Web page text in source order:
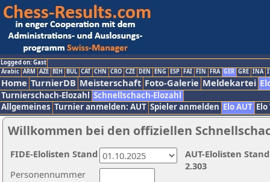
Logged on: Gast
Arabic ARM AZE BIH BUL CAT CHN CRO CZE DEN ENG ESP FAI FIN FRA GER GRE INA
Home TurnierDB Meisterschaft Foto-Galerie Meldekartei
Turnierschach-Elozahl Schnellschach-Elozahl
Allgemeines Turnier anmelden: AUT Spieler anmelden Elo AUT
Willkommen bei den offiziellen
Personennummer
AUT-Elolisten
2.303
FIDE-Elolisten Stand